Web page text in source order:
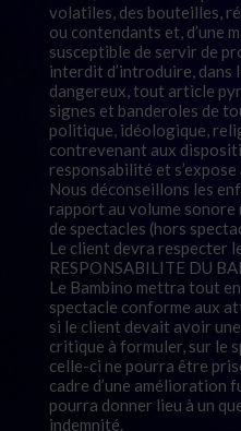
volatiles, des bouteilles,
ou contendants et, d’une
susceptible de servir de
interdit d’introduire, dans
dangereux, tout article
signes et banderoles de
politique, idéologique,
contrevenant aux
responsabilité et s’expose
Nous déconseillons les
rapport au volume sonore
de spectacles (hors
Le client devra respecter
RESPONSABILITE DU
Le Bambino mettra tout
spectacle conforme aux
si le client devait avoir
critique à formuler, sur le
celle-ci ne pourra être
cadre d’une amélioration
pourra donner lieu à un
indemnité.